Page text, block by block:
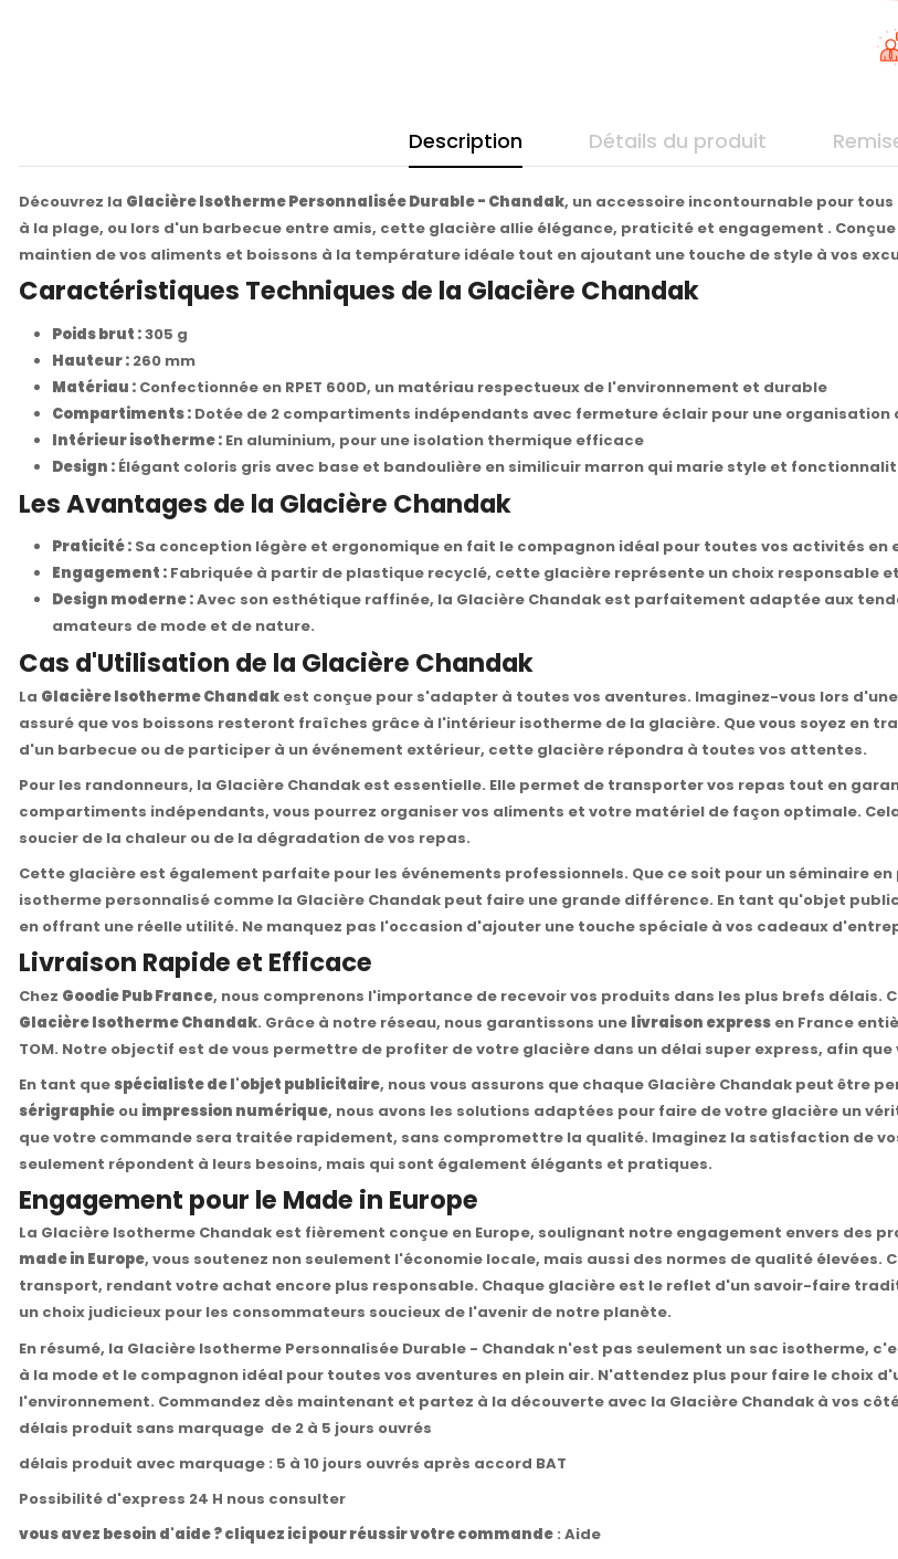
Description Détails du produit
Découvrez la Glacière Isotherme Personnalisée Durable - Chandak, un accessoire incontournable pour
à la plage, ou lors d'un barbecue entre amis, cette glacière allie élégance, praticité et engagement .
maintien de vos aliments et boissons à la température idéale tout en ajoutant une touche de style à vos
Caractéristiques Techniques de la Glacière Chandak
Poids brut :305 g
Hauteur : 260 mm
Matériau : Confectionnée en RPET 600D, un matériau respectueux de l'environnement et durable
Compartiments : Dotée de 2 compartiments indépendants avec fermeture éclair pour une organisation
Intérieur isotherme : En aluminium, pour une isolation thermique efficace
Design : Élégant coloris gris avec base et bandoulière en similicuir marron qui marie style et
Les Avantages de la Glacière Chandak
Praticité : Sa conception légère et ergonomique en fait le compagnon idéal pour toutes vos activités
Engagement : Fabriquée à partir de plastique recyclé, cette glacière représente un choix
Design moderne :Avec son esthétique raffinée, la Glacière Chandak est parfaitement adaptée aux
amateurs de mode et de nature.
Cas d'Utilisation de la Glacière Chandak
La Glacière Isotherme Chandak est conçue pour s'adapter à toutes vos aventures. Imaginez-vous lors
assuré que vos boissons resteront fraîches grâce à l'intérieur isotherme de la glacière. Que vous soyez en
d'un barbecue ou de participer à un événement extérieur, cette glacière répondra à toutes vos attentes.
Pour les randonneurs, la Glacière Chandak est essentielle. Elle permet de transporter vos repas tout en
compartiments indépendants, vous pourrez organiser vos aliments et votre matériel de façon optimale.
soucier de la chaleur ou de la dégradation de vos repas.
Cette glacière est également parfaite pour les événements professionnels. Que ce soit pour un séminaire
isotherme personnalisé comme la Glacière Chandak peut faire une grande différence. En tant qu'objet
en offrant une réelle utilité. Ne manquez pas l'occasion d'ajouter une touche spéciale à vos cadeaux
Livraison Rapide et Efficace
Chez Goodie Pub France, nous comprenons l'importance de recevoir vos produits dans les plus brefs délais.
Glacière Isotherme Chandak. Grâce à notre réseau, nous garantissons une livraison express en France
TOM. Notre objectif est de vous permettre de profiter de votre glacière dans un délai super express, afin
En tant quespécialiste de l'objet publicitaire, nous vous assurons que chaque Glacière Chandak peut être
sérigraphie ou impression numérique, nous avons les solutions adaptées pour faire de votre glacière un
que votre commande sera traitée rapidement, sans compromettre la qualité. Imaginez la satisfaction de
seulement répondent à leurs besoins, mais qui sont également élégants et pratiques.
Engagement pour le Made in Europe
La Glacière Isotherme Chandak est fièrement conçue en Europe, soulignant notre engagement envers
made in Europe, vous soutenez non seulement l'économie locale, mais aussi des normes de qualité
transport, rendant votre achat encore plus responsable. Chaque glacière est le reflet d'un savoir-faire
un choix judicieux pour les consommateurs soucieux de l'avenir de notre planète.
En résumé, la Glacière Isotherme Personnalisée Durable - Chandak n'est pas seulement un sac isotherme,
à la mode et le compagnon idéal pour toutes vos aventures en plein air. N'attendez plus pour faire le choix
l'environnement. Commandez dès maintenant et partez à la découverte avec la Glacière Chandak à vos
délais produit sans marquage de 2 à 5 jours ouvrés
délais produit avec marquage : 5 à 10 jours ouvrés après accord BAT
Possibilité d'express 24 H nous consulter
vous avez besoin d'aide ? cliquez ici pour réussir votre commande : Aide